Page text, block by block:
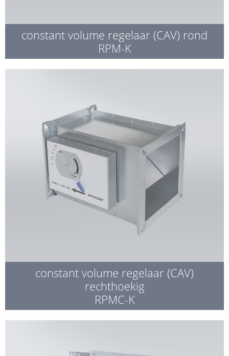
constant volume regelaar (CAV) rond
RPM-K
constant volume regelaar (CAV)
rechthoekig
RPMC-K